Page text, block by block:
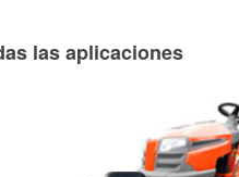
las aplicaciones